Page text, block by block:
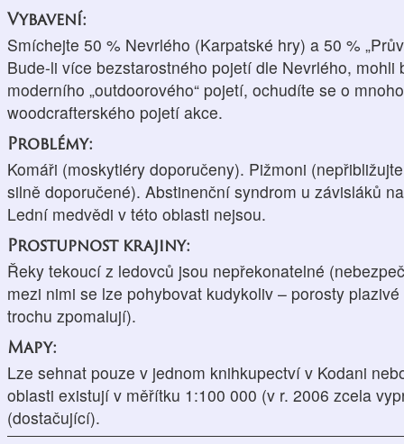
Vybavení:
Smíchejte 50 % Nevrlého (Karpatské hry) a 50 %
Bude-li více bezstarostného pojetí dle Nevrlého,
moderního „outdoorového“ pojetí, ochudíte se o
woodcrafterského pojetí akce.
Problémy:
Komáři (moskytiéry doporučeny). Pižmoni
silně doporučené). Abstinenční syndrom u závisláků
Lední medvědi v této oblasti nejsou.
Prostupnost krajiny:
Řeky tekoucí z ledovců jsou nepřekonatelné
mezi nimi se lze pohybovat kudykoliv – porosty
trochu zpomalují).
Mapy:
Lze sehnat pouze v jednom knihkupectví v Kodani
oblasti existují v měřítku 1:100 000 (v r. 2006 zcela
(dostačující).